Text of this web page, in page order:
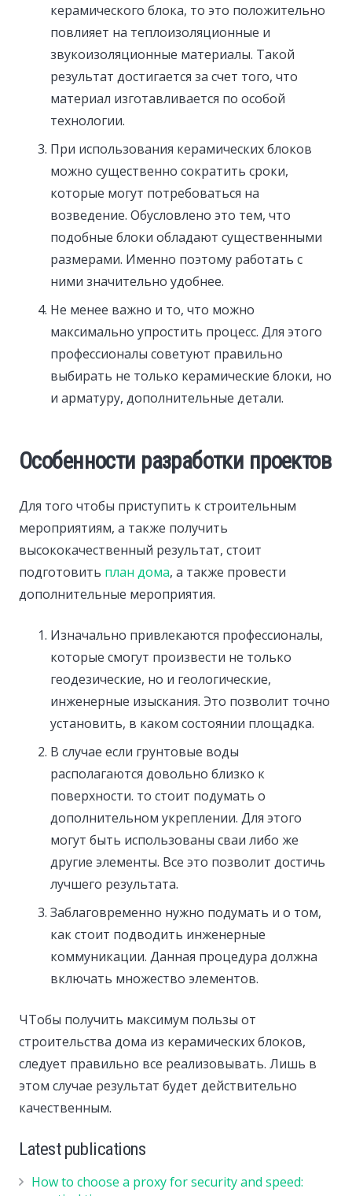
керамического блока, то это положительно
повлияет на теплоизоляционные и
звукоизоляционные материалы. Такой
результат достигается за счет того, что
материал изготавливается по особой
технологии.
При использования керамических блоков
можно существенно сократить сроки,
которые могут потребоваться на
возведение. Обусловлено это тем, что
подобные блоки обладают существенными
размерами. Именно поэтому работать с
ними значительно удобнее.
Не менее важно и то, что можно
максимально упростить процесс. Для этого
профессионалы советуют правильно
выбирать не только керамические блоки, но
и арматуру, дополнительные детали.
Особенности разработки проектов
Для того чтобы приступить к строительным
мероприятиям, а также получить
высококачественный результат, стоит
подготовить план дома, а также провести
дополнительные мероприятия.
Изначально привлекаются профессионалы,
которые смогут произвести не только
геодезические, но и геологические,
инженерные изыскания. Это позволит точно
установить, в каком состоянии площадка.
В случае если грунтовые воды
располагаются довольно близко к
поверхности. то стоит подумать о
дополнительном укреплении. Для этого
могут быть использованы сваи либо же
другие элементы. Все это позволит достичь
лучшего результата.
Заблаговременно нужно подумать и о том,
как стоит подводить инженерные
коммуникации. Данная процедура должна
включать множество элементов.
ЧТобы получить максимум пользы от
строительства дома из керамических блоков,
следует правильно все реализовывать. Лишь в
этом случае результат будет действительно
качественным.
Latest publications
How to choose a proxy for security and speed: